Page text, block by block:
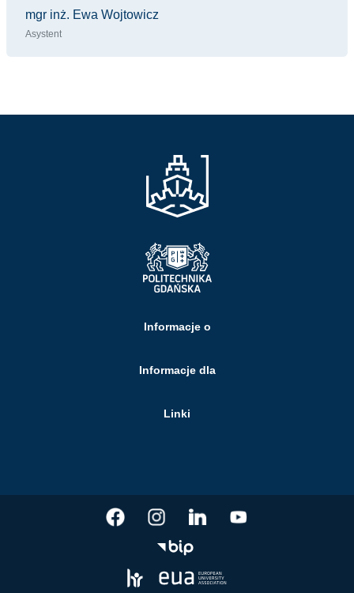
mgr inż. Ewa Wojtowicz
Asystent
Informacje o
Informacje dla
Linki